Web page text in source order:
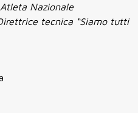
Nazionale
tecnica “Siamo tutti